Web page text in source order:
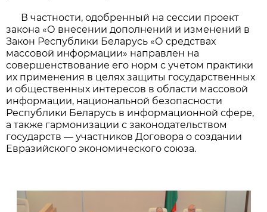
В частности, одобренный на сессии проект
закона «О внесении дополнений и изменений в
Закон Республики Беларусь «О средствах
массовой информации» направлен на
совершенствование его норм с учетом практики
их применения в целях защиты государственных
и общественных интересов в области массовой
информации, национальной безопасности
Республики Беларусь в информационной сфере,
а также гармонизации с законодательством
государств — участников Договора о создании
Евразийского экономического союза.